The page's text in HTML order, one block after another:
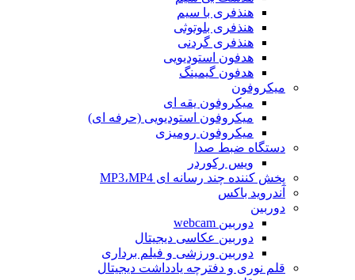
هنذفری با سیم
هنذفری بلوتوثی
هنذفری گردنی
هدفون استودیویی
هدفون گیمینگ
میکروفون
میکروفون یقه ای
میکروفون استودیویی (حرفه ای)
میکروفون رومیزی
دستگاه ضبط صدا
ویس رکوردر
پخش کننده چند رسانه ای MP3،MP4
آندروید باکس
دوربین
دوربین webcam
دوربین عکاسی دیجیتال
دوربین‌ ورزشی و فیلم برداری
قلم نوری و دفترچه یادداشت دیجیتال